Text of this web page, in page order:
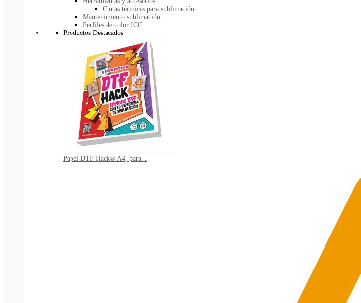
Cintas térmicas para sublimación
Mantenimiento sublimación
Perfiles de color ICC
Productos Destacados
Papel DTF Hack® A4, para...